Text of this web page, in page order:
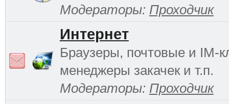
Модераторы: Проходчик
Интернет
Браузеры, почтовые и IM-
менеджеры закачек и т.п.
Модераторы: Проходчик